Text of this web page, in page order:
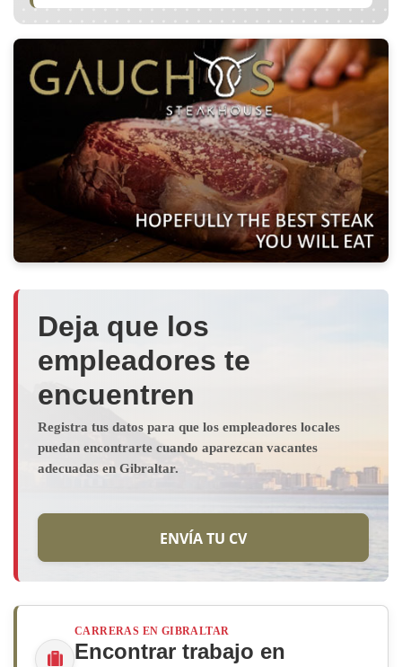
Deja que los
empleadores te
encuentren
Registra tus datos para que los empleadores locales
puedan encontrarte cuando aparezcan vacantes
adecuadas en Gibraltar.
ENVÍA TU CV
CARRERAS EN GIBRALTAR
Encontrar trabajo en